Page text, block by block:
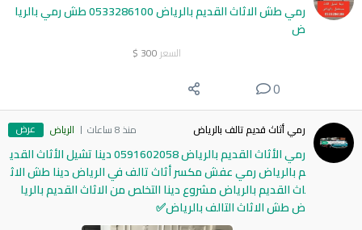
رمي طش الاثاث القديم بالرياض 0533286100 طش رمي بالريا
ض
السعر 300
$
0
رمي أثاث قديم تالف بالرياض منذ 8 ساعات الرياض عرض
رمي الأثاث القديم بالرياض 0591602058 دينا تشيل الأثاث القدي
م بالرياض رمي عفش مكسر أثاث تالف في الرياض دينا طش الاث
اث القديم بالرياض مشروع دينا التخلص من الاثاث القديم بالريا
ض طش الاثاث التالف بالرياض✅